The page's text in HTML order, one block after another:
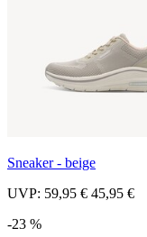
Sneaker - beige
UVP: 59,95 € 45,95 €
-23 %